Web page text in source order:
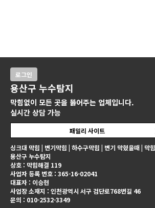
싱크대 막힘 | 변기막힘 | 하수구막힘 | 변기 막혔을때 | 막
용산구 누수탐지
상호 : 막힘해결 119
사업자 등록 번호 : 365-16-02041
대표자 : 이승현
사업장 소재지 : 인천광역시 서구 검단로768번길 46
문의 : 010-2532-3349
로그인
용산구 누수탐지
막힘없이 모든 곳을 뚫어주는 업체입니다.
실시간 상담 가능
패밀리 사이트